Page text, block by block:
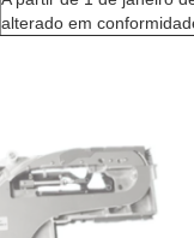
alterado em